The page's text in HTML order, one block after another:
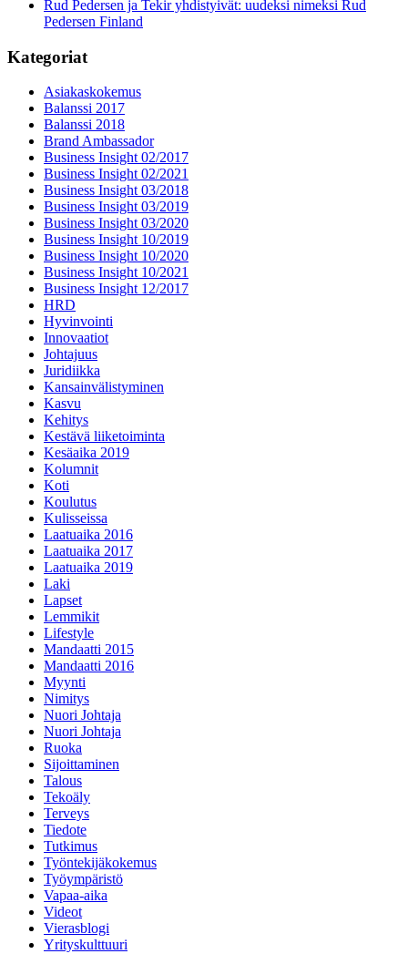
Rud Pedersen ja Tekir yhdistyivät: uudeksi nimeksi Rud
Pedersen Finland
Kategoriat
Asiakaskokemus
Balanssi 2017
Balanssi 2018
Brand Ambassador
Business Insight 02/2017
Business Insight 02/2021
Business Insight 03/2018
Business Insight 03/2019
Business Insight 03/2020
Business Insight 10/2019
Business Insight 10/2020
Business Insight 10/2021
Business Insight 12/2017
HRD
Hyvinvointi
Innovaatiot
Johtajuus
Juridiikka
Kansainvälistyminen
Kasvu
Kehitys
Kestävä liiketoiminta
Kesäaika 2019
Kolumnit
Koti
Koulutus
Kulisseissa
Laatuaika 2016
Laatuaika 2017
Laatuaika 2019
Laki
Lapset
Lemmikit
Lifestyle
Mandaatti 2015
Mandaatti 2016
Myynti
Nimitys
Nuori Johtaja
Nuori Johtaja
Ruoka
Sijoittaminen
Talous
Tekoäly
Terveys
Tiedote
Tutkimus
Työntekijäkokemus
Työympäristö
Vapaa-aika
Videot
Vierasblogi
Yrityskulttuuri